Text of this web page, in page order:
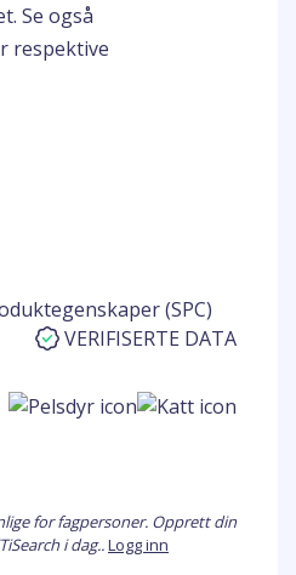
Se også
respektive
(SPC)
VERIFISERTE DATA
for fagpersoner. Opprett din
i dag..Logg inn